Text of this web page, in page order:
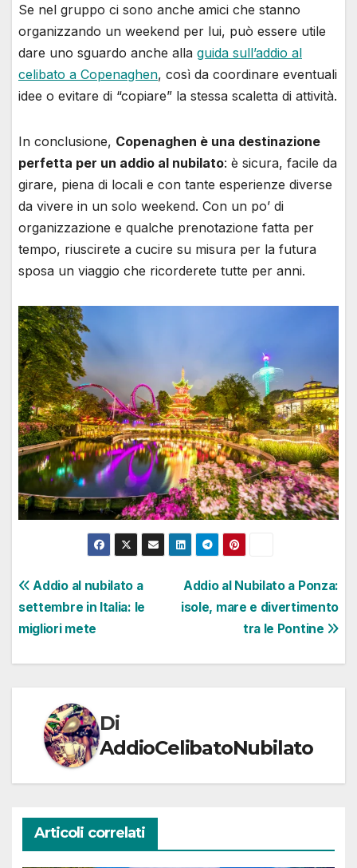
Se nel gruppo ci sono anche amici che stanno
organizzando un weekend per lui, può essere utile
dare uno sguardo anche alla guida sull’addio al
celibato a Copenaghen, così da coordinare eventuali
idee o evitare di “copiare” la stessa scaletta di attività.
In conclusione, Copenaghen è una destinazione
perfetta per un addio al nubilato: è sicura, facile da
girare, piena di locali e con tante esperienze diverse
da vivere in un solo weekend. Con un po’ di
organizzazione e qualche prenotazione fatta per
tempo, riuscirete a cucire su misura per la futura
sposa un viaggio che ricorderete tutte per anni.
Navigazione
articoli
Addio al Nubilato a Ponza:
isole, mare e divertimento
tra le Pontine
Addio al nubilato a
settembre in Italia: le
migliori mete
Di
AddioCelibatoNubilato
Articoli correlati